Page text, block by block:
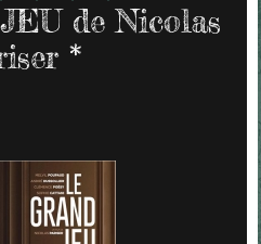
de Nicolas
*